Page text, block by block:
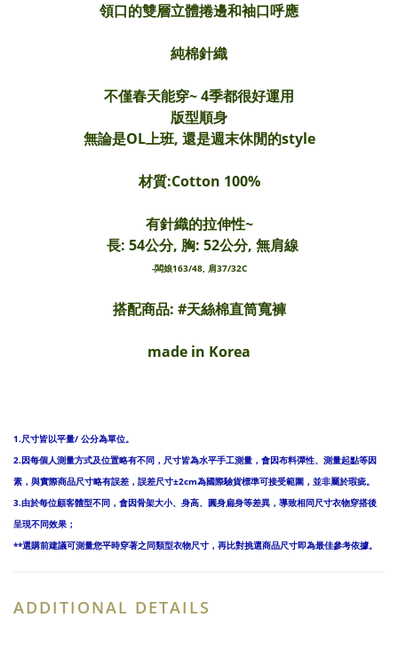
領口的雙層立體捲邊和袖口呼應
純棉針織
不僅春天能穿~ 4季都很好運用
版型順身
無論是OL上班, 還是週末休閒的style
材質:Cotton 100%
有針織的拉伸性~
長: 54公分, 胸: 52公分, 無肩線
-闆娘163/48, 肩37/32C
搭配商品: #天絲棉直筒寬褲
made in Korea
1.尺寸皆以平量/ 公分為單位。
2.因每個人測量方式及位置略有不同，尺寸皆為水平手工測量，會因布料彈性、測量起點等因
素，與實際商品尺寸略有誤差，誤差尺寸±2cm為國際驗貨標準可接受範圍，並非屬於瑕疵。
3.由於每位顧客體型不同，會因骨架大小、身高、圓身扁身等差異，導致相同尺寸衣物穿搭後
呈現不同效果；
**選購前建議可測量您平時穿著之同類型衣物尺寸，再比對挑選商品尺寸即為最佳參考依據。
ADDITIONAL DETAILS